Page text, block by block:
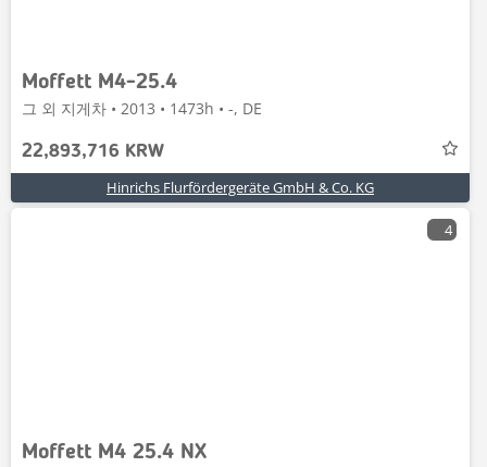
Moffett M4-25.4
그 외 지게차 • 2013 • 1473h • -, DE
22,893,716 KRW
Hinrichs Flurfördergeräte GmbH & Co. KG
4
Moffett M4 25.4 NX